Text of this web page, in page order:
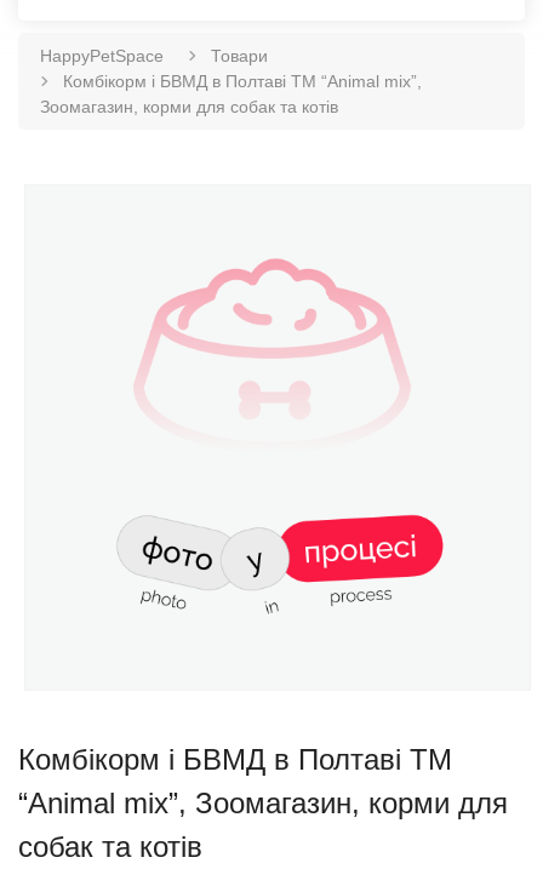
HappyPetSpace
Товари
Комбікорм і БВМД в Полтаві ТМ “Animal mix”,
Зоомагазин, корми для собак та котів
Комбікорм і БВМД в Полтаві ТМ
“Animal mix”, Зоомагазин, корми для
собак та котів